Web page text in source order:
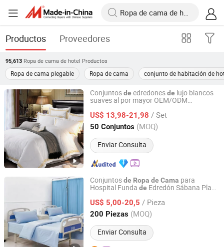
Productos Proveedores
95,613 Ropa de cama de hotel Productos
Ropa de cama plegable Ropa de cama conjunto de habitación de
Conjuntosde edredonesde lujo blancos
suaves al por mayor OEM/ODM
seda para el hogar, dormitorio y
US$ 13,98-21,98 / Set
50 Conjuntos (MOQ)
Enviar Consulta
Jiangsu Pengyuan Textile Group Co., Ltd.
Jiangsu, China Desde 2022
Conjuntosde Ropa de Cama para
Hospital Funda de Edredón Sábana Plana
US$ 5,00-20,5 / Pieza
200 Piezas (MOQ)
Enviar Consulta
Nantong Gaoxin Home Furnishing Co., Ltd.
Jiangsu, China Desde 2025